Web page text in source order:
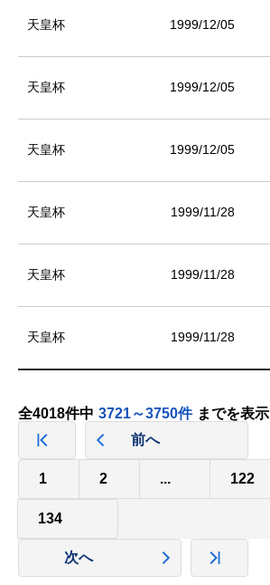
天皇杯 1999/12/05
天皇杯 1999/12/05
天皇杯 1999/12/05
天皇杯 1999/11/28
天皇杯 1999/11/28
天皇杯 1999/11/28
全4018件中 3721～3750件 までを表示
前へ
1 2 ... 122
134
次へ